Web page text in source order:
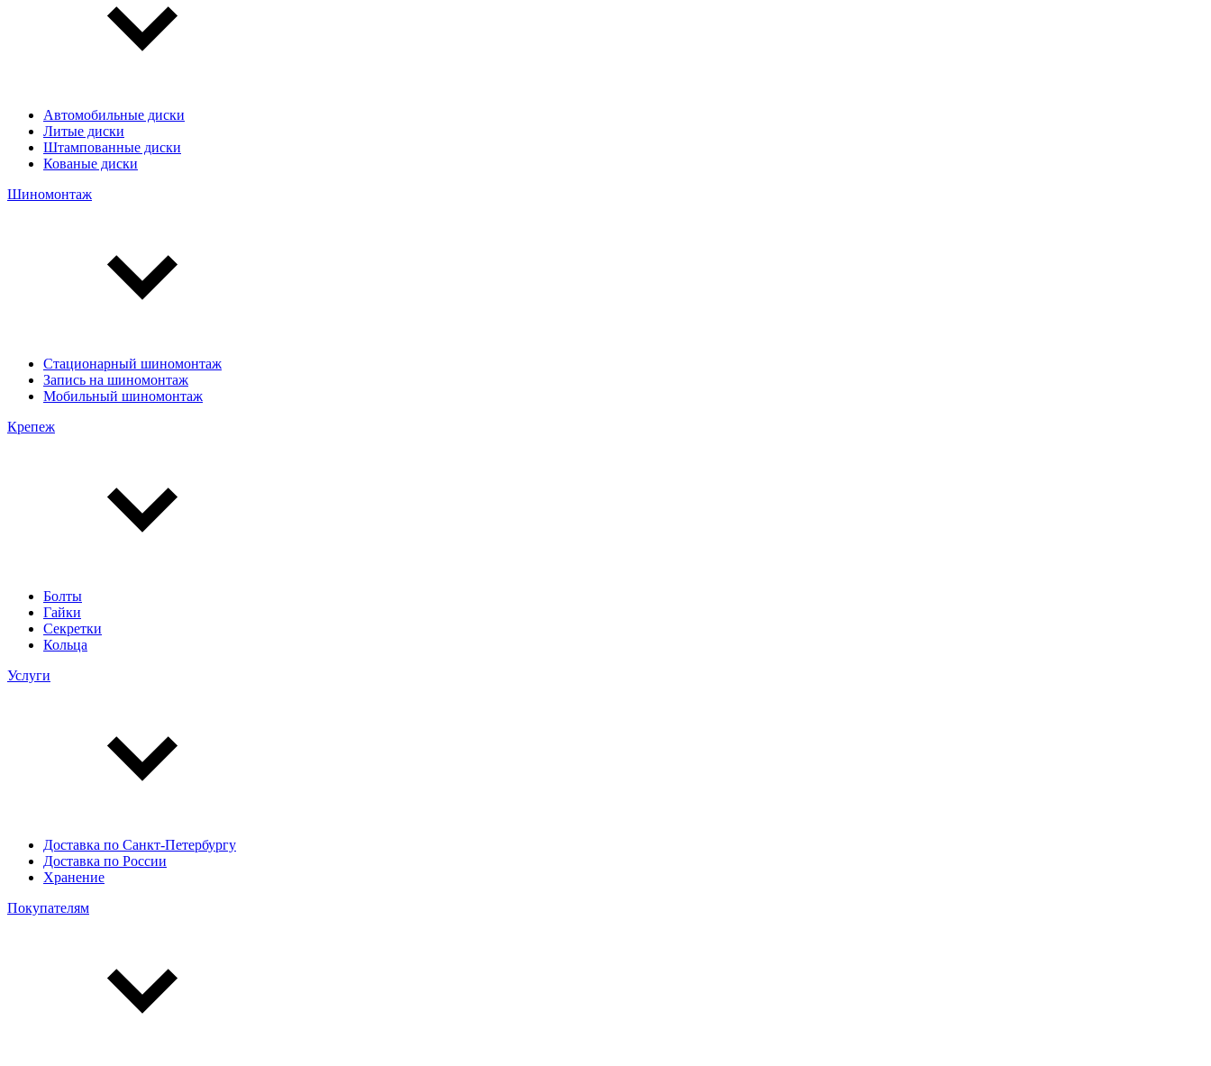
Автомобильные диски
Литые диски
Штампованные диски
Кованые диски
Шиномонтаж
Стационарный шиномонтаж
Запись на шиномонтаж
Мобильный шиномонтаж
Крепеж
Болты
Гайки
Секретки
Кольца
Услуги
Доставка по Санкт-Петербургу
Доставка по России
Хранение
Покупателям